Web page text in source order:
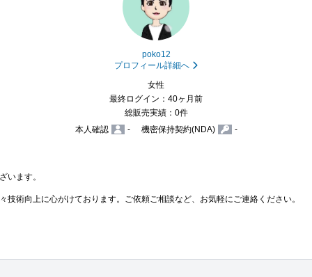
poko12
プロフィール詳細へ
女性
最終ログイン：40ヶ月前
総販売実績：0件
本人確認
- 機密保持契約(NDA) -
います。
術向上に心がけております。ご依頼ご相談など、お気軽にご連絡ください。